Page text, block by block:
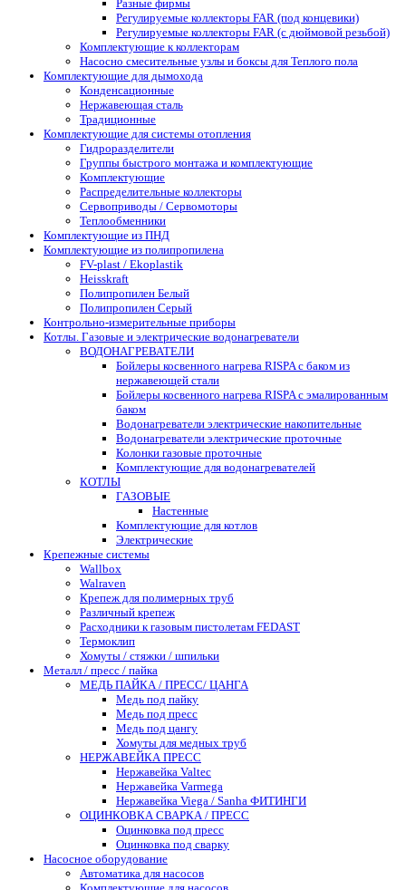
Разные фирмы
Регулируемые коллекторы FAR (под концевики)
Регулируемые коллекторы FAR (с дюймовой резьбой)
Комплектующие к коллекторам
Насосно смесительные узлы и боксы для Теплого пола
Комплектующие для дымохода
Конденсационные
Нержавеющая сталь
Традиционные
Комплектующие для системы отопления
Гидроразделители
Группы быстрого монтажа и комплектующие
Комплектующие
Распределительные коллекторы
Сервоприводы / Сервомоторы
Теплообменники
Комплектующие из ПНД
Комплектующие из полипропилена
FV-plast / Ekoplastik
Heisskraft
Полипропилен Белый
Полипропилен Серый
Контрольно-измерительные приборы
Котлы. Газовые и электрические водонагреватели
ВОДОНАГРЕВАТЕЛИ
Бойлеры косвенного нагрева RISPA с баком из
нержавеющей стали
Бойлеры косвенного нагрева RISPA с эмалированным
баком
Водонагреватели электрические накопительные
Водонагреватели электрические проточные
Колонки газовые проточные
Комплектующие для водонагревателей
КОТЛЫ
ГАЗОВЫЕ
Настенные
Комплектующие для котлов
Электрические
Крепежные системы
Wallbox
Walraven
Крепеж для полимерных труб
Различный крепеж
Расходники к газовым пистолетам FEDAST
Термоклип
Хомуты / стяжки / шпильки
Металл / пресс / пайка
МЕДЬ ПАЙКА / ПРЕСС/ ЦАНГА
Медь под пайку
Медь под пресс
Медь под цангу
Хомуты для медных труб
НЕРЖАВЕЙКА ПРЕСС
Нержавейка Valtec
Нержавейка Varmega
Нержавейка Viega / Sanha ФИТИНГИ
ОЦИНКОВКА СВАРКА / ПРЕСС
Оцинковка под пресс
Оцинковка под сварку
Насосное оборудование
Автоматика для насосов